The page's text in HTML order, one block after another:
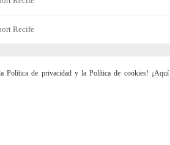
Recife
Política de privacidad y la Política de cookies! ¡Aquí